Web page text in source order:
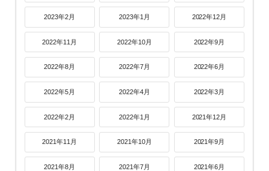
2023年2月 2023年1月 2022年12月
2022年11月 2022年10月 2022年9月
2022年8月 2022年7月 2022年6月
2022年5月 2022年4月 2022年3月
2022年2月 2022年1月 2021年12月
2021年11月 2021年10月 2021年9月
2021年8月 2021年7月 2021年6月